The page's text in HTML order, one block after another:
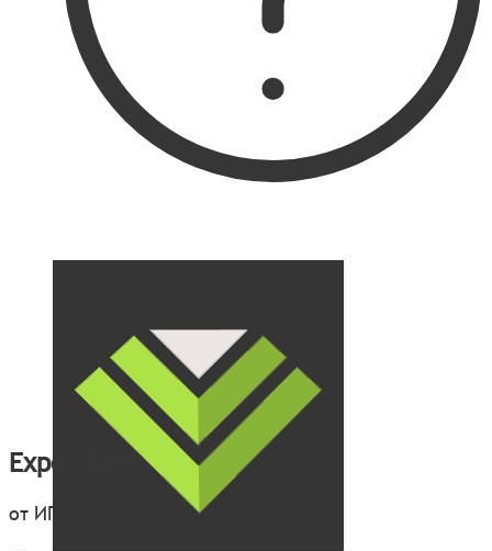
ExportBase
от ИП Колтыгин В. Н.